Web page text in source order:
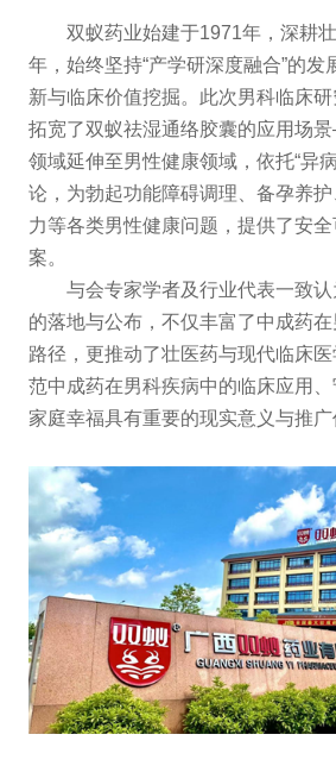
双蚁药业始建于1971年，深耕壮
年，始终坚持“产学研深度融合”的发
新与临床价值挖掘。此次男科临床
拓宽了双蚁祛湿通络胶囊的应用场
领域延伸至男性健康领域，依托“异
论，为勃起功能障碍调理、备孕养
力等各类男性健康问题，提供了安
案。
与会专家学者及行业代表一致认
的落地与公布，不仅丰富了中成药
路径，更推动了壮医药与现代临床
范中成药在男科疾病中的临床应用
家庭幸福具有重要的现实意义与推广